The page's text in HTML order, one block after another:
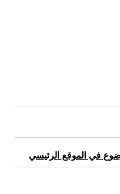
في الموقع الرئيسي